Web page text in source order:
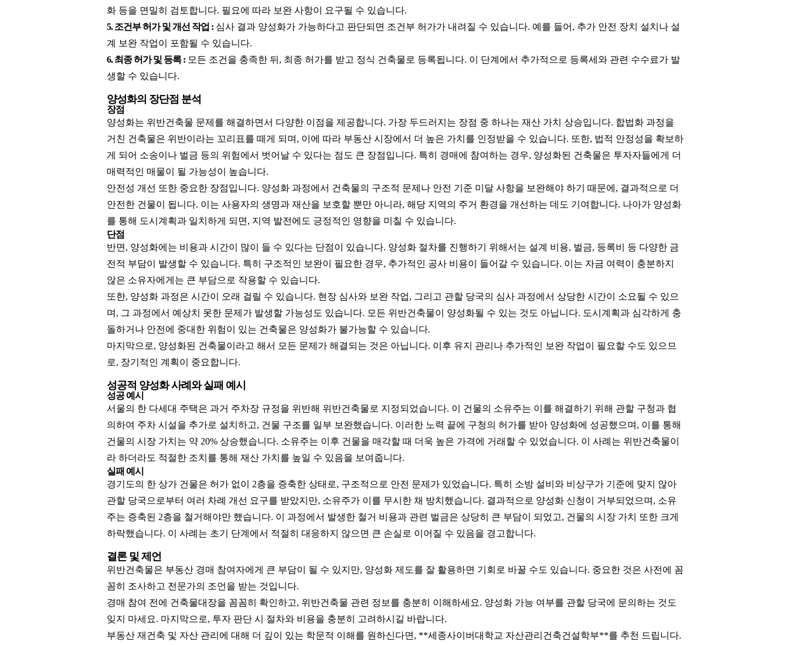
화 등을 면밀히 검토합니다. 필요에 따라 보완 사항이 요구될 수 있습니다.
5. 조건부 허가 및 개선 작업 : 심사 결과 양성화가 가능하다고 판단되면 조건부 허가가 내려질 수 있습니다. 예를 들어, 추가 안전 장치 설치나 설
계 보완 작업이 포함될 수 있습니다.
6. 최종 허가 및 등록 : 모든 조건을 충족한 뒤, 최종 허가를 받고 정식 건축물로 등록됩니다. 이 단계에서 추가적으로 등록세와 관련 수수료가 발
생할 수 있습니다.
양성화의 장단점 분석
장점
양성화는 위반건축물 문제를 해결하면서 다양한 이점을 제공합니다. 가장 두드러지는 장점 중 하나는 재산 가치 상승입니다. 합법화 과정을
거친 건축물은 위반이라는 꼬리표를 떼게 되며, 이에 따라 부동산 시장에서 더 높은 가치를 인정받을 수 있습니다. 또한, 법적 안정성을 확보하
게 되어 소송이나 벌금 등의 위험에서 벗어날 수 있다는 점도 큰 장점입니다. 특히 경매에 참여하는 경우, 양성화된 건축물은 투자자들에게 더
매력적인 매물이 될 가능성이 높습니다.
안전성 개선 또한 중요한 장점입니다. 양성화 과정에서 건축물의 구조적 문제나 안전 기준 미달 사항을 보완해야 하기 때문에, 결과적으로 더
안전한 건물이 됩니다. 이는 사용자의 생명과 재산을 보호할 뿐만 아니라, 해당 지역의 주거 환경을 개선하는 데도 기여합니다. 나아가 양성화
를 통해 도시계획과 일치하게 되면, 지역 발전에도 긍정적인 영향을 미칠 수 있습니다.
단점
반면, 양성화에는 비용과 시간이 많이 들 수 있다는 단점이 있습니다. 양성화 절차를 진행하기 위해서는 설계 비용, 벌금, 등록비 등 다양한 금
전적 부담이 발생할 수 있습니다. 특히 구조적인 보완이 필요한 경우, 추가적인 공사 비용이 들어갈 수 있습니다. 이는 자금 여력이 충분하지
않은 소유자에게는 큰 부담으로 작용할 수 있습니다.
또한, 양성화 과정은 시간이 오래 걸릴 수 있습니다. 현장 심사와 보완 작업, 그리고 관할 당국의 심사 과정에서 상당한 시간이 소요될 수 있으
며, 그 과정에서 예상치 못한 문제가 발생할 가능성도 있습니다. 모든 위반건축물이 양성화될 수 있는 것도 아닙니다. 도시계획과 심각하게 충
돌하거나 안전에 중대한 위험이 있는 건축물은 양성화가 불가능할 수 있습니다.
마지막으로, 양성화된 건축물이라고 해서 모든 문제가 해결되는 것은 아닙니다. 이후 유지 관리나 추가적인 보완 작업이 필요할 수도 있으므
로, 장기적인 계획이 중요합니다.
성공적 양성화 사례와 실패 예시
성공 예시
서울의 한 다세대 주택은 과거 주차장 규정을 위반해 위반건축물로 지정되었습니다. 이 건물의 소유주는 이를 해결하기 위해 관할 구청과 협
의하여 주차 시설을 추가로 설치하고, 건물 구조를 일부 보완했습니다. 이러한 노력 끝에 구청의 허가를 받아 양성화에 성공했으며, 이를 통해
건물의 시장 가치는 약 20% 상승했습니다. 소유주는 이후 건물을 매각할 때 더욱 높은 가격에 거래할 수 있었습니다. 이 사례는 위반건축물이
라 하더라도 적절한 조치를 통해 재산 가치를 높일 수 있음을 보여줍니다.
실패 예시
경기도의 한 상가 건물은 허가 없이 2층을 증축한 상태로, 구조적으로 안전 문제가 있었습니다. 특히 소방 설비와 비상구가 기준에 맞지 않아
관할 당국으로부터 여러 차례 개선 요구를 받았지만, 소유주가 이를 무시한 채 방치했습니다. 결과적으로 양성화 신청이 거부되었으며, 소유
주는 증축된 2층을 철거해야만 했습니다. 이 과정에서 발생한 철거 비용과 관련 벌금은 상당히 큰 부담이 되었고, 건물의 시장 가치 또한 크게
하락했습니다. 이 사례는 초기 단계에서 적절히 대응하지 않으면 큰 손실로 이어질 수 있음을 경고합니다.
결론 및 제언
위반건축물은 부동산 경매 참여자에게 큰 부담이 될 수 있지만, 양성화 제도를 잘 활용하면 기회로 바꿀 수도 있습니다. 중요한 것은 사전에 꼼
꼼히 조사하고 전문가의 조언을 받는 것입니다.
경매 참여 전에 건축물대장을 꼼꼼히 확인하고, 위반건축물 관련 정보를 충분히 이해하세요. 양성화 가능 여부를 관할 당국에 문의하는 것도
잊지 마세요. 마지막으로, 투자 판단 시 절차와 비용을 충분히 고려하시길 바랍니다.
부동산 재건축 및 자산 관리에 대해 더 깊이 있는 학문적 이해를 원하신다면, **세종사이버대학교 자산관리건축건설학부**를 추천 드립니다.